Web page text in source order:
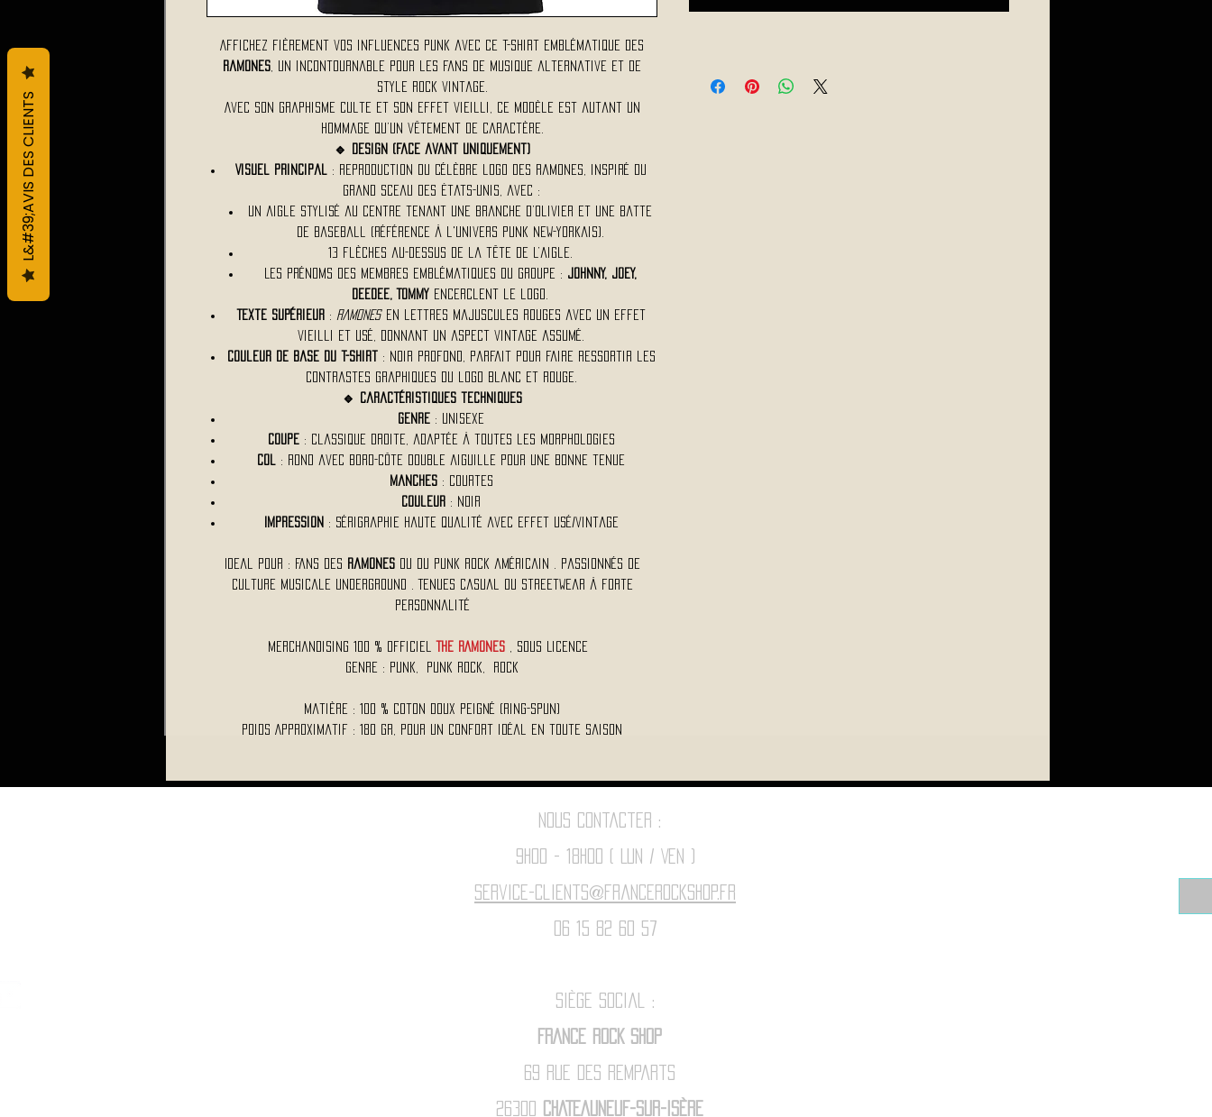
Affichez fièrement vos influences punk avec ce t-shirt emblématique des
Ramones , un incontournable pour les fans de musique alternative et de
style rock vintage.
Avec son graphisme culte et son effet vieilli, ce modèle est autant un
hommage qu’un vêtement de caractère.
🔹 Design (face avant uniquement)
Visuel principal
: reproduction du célèbre logo des Ramones, inspiré du
Grand Sceau des États-Unis, avec :
Un aigle stylisé au centre tenant une branche d’olivier et une batte
de baseball (référence à l'univers punk new-yorkais).
13 flèches au-dessus de la tête de l’aigle.
Les prénoms des membres emblématiques du groupe : JOHNNY, JOEY,
DEEDEE, TOMMY encerclent le logo.
Texte supérieur: RAMONESen lettres majuscules rouges avec un effet
vieilli et usé, donnant un aspect vintage assumé.
Couleur de base du t-shirt
: noir profond, parfait pour faire ressortir les
contrastes graphiques du logo blanc et rouge.
🔹 Caractéristiques techniques
Genre : Unisexe
Coupe : Classique droite, adaptée à toutes les morphologies
Col
: Rond avec bord-côte double aiguille pour une bonne tenue
Manches: Courtes
Couleur : Noir
Impression
: Sérigraphie haute qualité avec effet usé/vintage
Ideal pour : Fans des Ramonesou du punk rock américain . Passionnés de
culture musicale underground . Tenues casual ou streetwear à forte
personnalité
Merchandising 100 % Officiel THE RAMONES , Sous Licence
Genre : Punk, Punk Rock, Rock
Matière : 100 % coton doux peigné (ring-spun)
Poids Approximatif : 180 Gr, pour un confort idéal en toute saison
Nous contacter :
9h00 - 18H00 ( Lun / Ven )
Service-clients@francerockshop.fr
06 15 82 60 57
Siège Social :
FRANCE ROCK SHOP
69 Rue des Remparts
26300 CHATEAUNEUF-SUR-ISÈRE
L&#39;AVIS DES CLIENTS